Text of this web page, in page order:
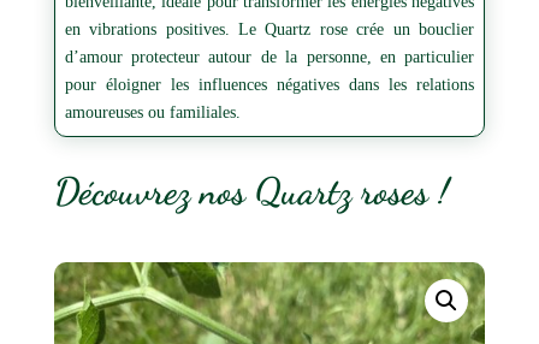
en vibrations positives. Le Quartz rose crée un bouclier
d’amour protecteur autour de la personne, en particulier
pour éloigner les influences négatives dans les relations
amoureuses ou familiales.
Découvrez nos Quartz roses !